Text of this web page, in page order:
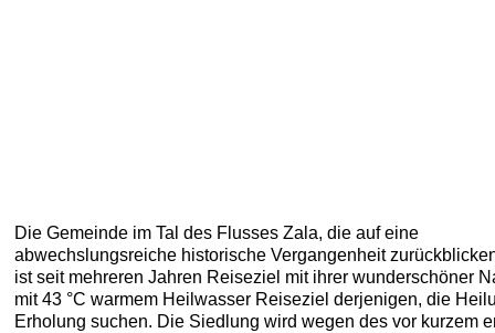
Die Gemeinde im Tal des Flusses Zala, die auf eine
abwechslungsreiche historische Vergangenheit
ist seit mehreren Jahren Reiseziel mit ihrer wunderschöner
mit 43 °C warmem Heilwasser Reiseziel derjenigen, die
Erholung suchen. Die Siedlung wird wegen des vor kurzem